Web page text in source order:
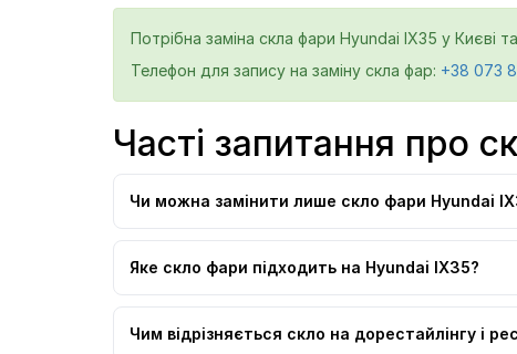
Потрібна заміна скла фари Hyundai IX35 у Києві
Телефон для запису на заміну скла фар: +38 073
Часті запитання про
Чи можна замінити лише скло фари Hyundai
Яке скло фари підходить на Hyundai IX35?
Чим відрізняється скло на дорестайлінгу і